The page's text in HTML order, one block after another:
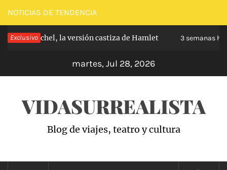
Saltar
al
contenido
NOTICIAS DE TENDENCIA
Exclusivo la versión castiza de Hamlet 3 semanas hace
martes, Jul 28, 2026
VIDASURREALISTA
Blog de viajes, teatro y cultura